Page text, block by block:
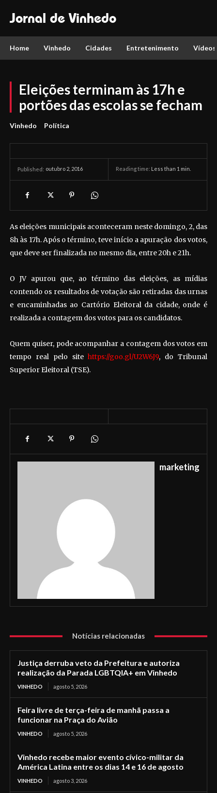
Jornal de Vinhedo
Home Vinhedo Cidades Entretenimento Vídeos
Eleições terminam às 17h e
portões das escolas se fecham
Vinhedo Política
Published: outubro 2, 2016 Reading time: Less than 1 min.
As eleições municipais aconteceram neste domingo, 2, das
8h às 17h. Após o término, teve início a apuração dos votos,
que deve ser finalizada no mesmo dia, entre 20h e 21h.
O JV apurou que, ao término das eleições, as mídias
contendo os resultados de votação são retiradas das urnas
e encaminhadas ao Cartório Eleitoral da cidade, onde é
realizada a contagem dos votos para os candidatos.
Quem quiser, pode acompanhar a contagem dos votos em
tempo real pelo sitehttps://goo.gl/U2W6J9, do Tribunal
Superior Eleitoral (TSE).
marketing
Notícias relacionadas
Justiça derruba veto da Prefeitura e autoriza
realização da Parada LGBTQIA+ em Vinhedo
VINHEDO agosto 5, 2026
Feira livre de terça-feira de manhã passa a
funcionar na Praça do Avião
VINHEDO agosto 5, 2026
Vinhedo recebe maior evento cívico-militar da
América Latina entre os dias 14 e 16 de agosto
VINHEDO agosto 3, 2026